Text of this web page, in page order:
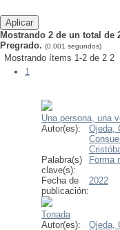
Mostrando 2 de un total
Pregrado. (0.001 segundos)
Mostrando ítems 1-2 de 2 2
1
Una persona, una
Autor(es):
Ojeda,
Palabra(s)
clave(s):
Forma
Fecha de
publicación:
2022
Tonada
Autor(es):
Ojeda,